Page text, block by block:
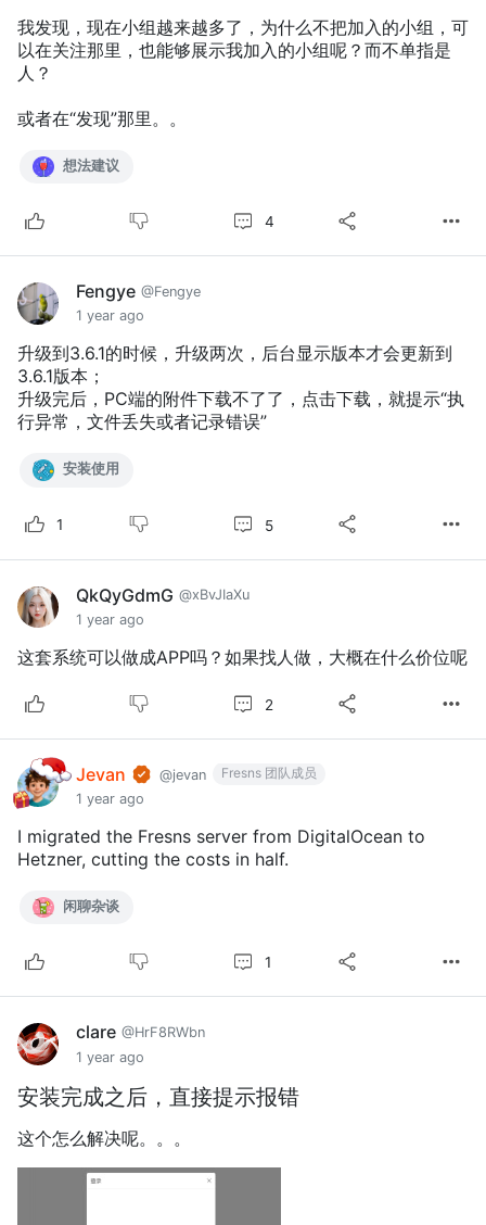
我发现，现在小组越来越多了，为什么不把加入的小组，可
以在关注那里，也能够展示我加入的小组呢？而不单指是
人？
或者在“发现”那里。。
想法建议
4
Fengye @Fengye
1 year ago
升级到3.6.1的时候，升级两次，后台显示版本才会更新到
3.6.1版本；
升级完后，PC端的附件下载不了了，点击下载，就提示“执
行异常，文件丢失或者记录错误”
安装使用
1 5
QkQyGdmG @xBvJIaXu
1 year ago
这套系统可以做成APP吗？如果找人做，大概在什么价位呢
2
Jevan @jevan
Fresns 团队成员
1 year ago
I migrated the Fresns server from DigitalOcean to
Hetzner, cutting the costs in half.
闲聊杂谈
1
clare @HrF8RWbn
1 year ago
安装完成之后，直接提示报错
这个怎么解决呢。。。